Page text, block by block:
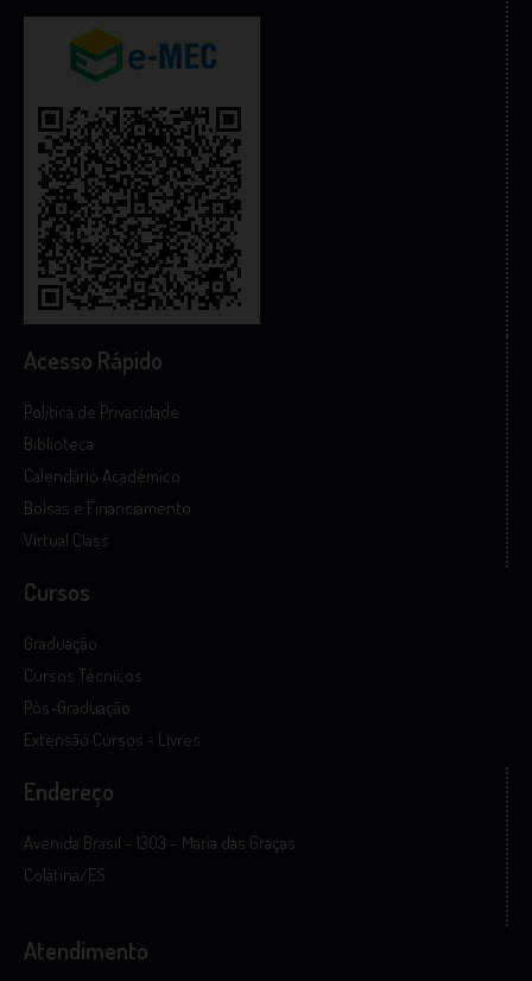
Acesso Rápido
Política de Privacidade
Biblioteca
Calendário Acadêmico
Bolsas e Financiamento
Virtual Class
Cursos
Graduação
Cursos Técnicos
Pós-Graduação
Extensão Cursos - Livres
Endereço
Avenida Brasil – 1303 – Maria das Graças
Colatina/ES
Atendimento